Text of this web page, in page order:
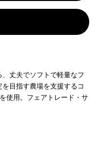
丈夫でソフトで軽量なフ
目指す農場を支援するコ
使用。フェアトレード・サ